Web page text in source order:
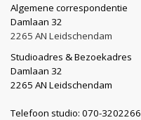
Algemene correspondentie
Damlaan 32
2265 AN Leidschendam
Studioadres & Bezoekadres
Damlaan 32
2265 AN Leidschendam
Telefoon studio: 070-3202266